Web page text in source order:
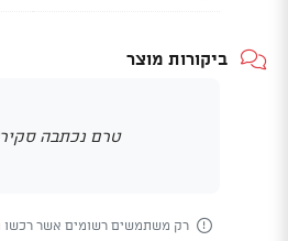
ביקורות מוצר
טרם נכתבה
רק משתמשים רשומים אשר רכשו